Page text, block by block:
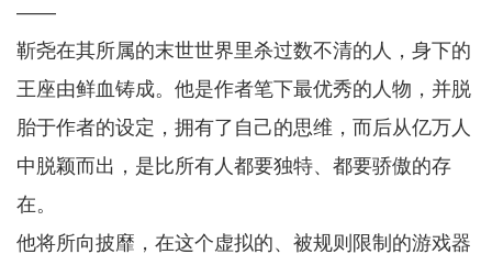
——
靳尧在其所属的末世世界里杀过数不清的人，身下的
王座由鲜血铸成。他是作者笔下最优秀的人物，并脱
胎于作者的设定，拥有了自己的思维，而后从亿万人
中脱颖而出，是比所有人都要独特、都要骄傲的存
在。
他将所向披靡，在这个虚拟的、被规则限制的游戏器